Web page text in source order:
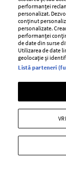
Unica
Baby
Retete
Pariază
performanței
personalizat.
conținut
personalizate.
performanței
de date din surse
Utilizarea de date
geolocație și
Listă parteneri